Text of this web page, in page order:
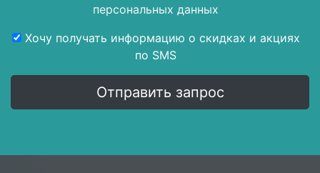
персональных данных
Хочу получать информацию о скидках и акциях
по SMS
Отправить запрос